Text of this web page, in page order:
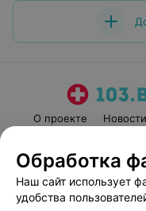
О проекте
Обработка
Наш сайт использует
удобства